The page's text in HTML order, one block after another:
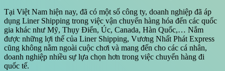
Tại Việt Nam hiện nay, đã có một số công ty, doanh nghiệp đã áp
dụng Liner Shipping trong việc vận chuyển hàng hóa đến các quốc
gia khác như Mỹ, Thụy Điển, Úc, Canada, Hàn Quốc,… Nắm
được những lợi thế của Liner Shipping, Vương Nhất Phát Express
cũng không nằm ngoài cuộc chơi và mang đến cho các cá nhân,
doanh nghiệp nhiều sự lựa chọn hơn trong việc chuyển hàng đi
quốc tế.